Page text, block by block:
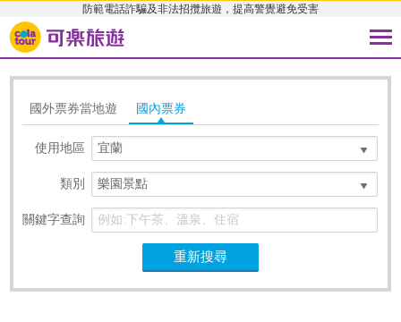
防範電話詐騙及非法招攬旅遊，提高警覺避免受害
國外票券當地遊 國內票券
使用地區 宜蘭
類別 樂園景點
關鍵字查詢
重新搜尋